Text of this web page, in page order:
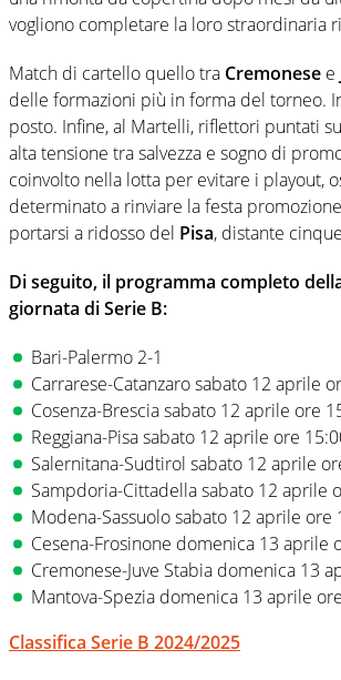
vogliono completare la loro straordinaria
Match di cartello quello tra Cremonese e
delle formazioni più in forma del torneo.
posto. Infine, al Martelli, riflettori puntati
alta tensione tra salvezza e sogno di
coinvolto nella lotta per evitare i playout,
determinato a rinviare la festa
portarsi a ridosso del Pisa, distante
Di seguito, il programma completo
giornata di Serie B:
Bari-Palermo 2-1
Carrarese-Catanzaro sabato 12 aprile
Cosenza-Brescia sabato 12 aprile ore
Reggiana-Pisa sabato 12 aprile ore
Salernitana-Sudtirol sabato 12 aprile
Sampdoria-Cittadella sabato 12 aprile
Modena-Sassuolo sabato 12 aprile ore
Cesena-Frosinone domenica 13 aprile
Cremonese-Juve Stabia domenica 13
Mantova-Spezia domenica 13 aprile
Classifica Serie B 2024/2025